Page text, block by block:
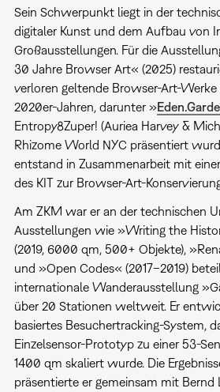
Sein Schwerpunkt liegt in der
digitaler Kunst und dem Aufbau von
Großausstellungen. Für die
30 Jahre Browser Art« (2025)
verloren geltende Browser-Art-Werke
2020er-Jahren, darunter »
Entropy8Zuper! (Auriea Harvey &
Rhizome World NYC präsentiert
entstand in Zusammenarbeit mit
des KIT zur Browser-Art-
Am ZKM war er an der technischen
Ausstellungen wie »Writing the
(2019, 6000 qm, 500+ Objekte),
und »Open Codes« (2017–2019)
internationale Wanderausstellung
über 20 Stationen weltweit. Er
basiertes Besuchertracking-System,
Einzelsensor-Prototyp zu einer 53-
1400 qm skaliert wurde. Die
präsentierte er gemeinsam mit Bernd